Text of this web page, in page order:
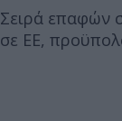
Σειρά επαφών
σε ΕΕ,